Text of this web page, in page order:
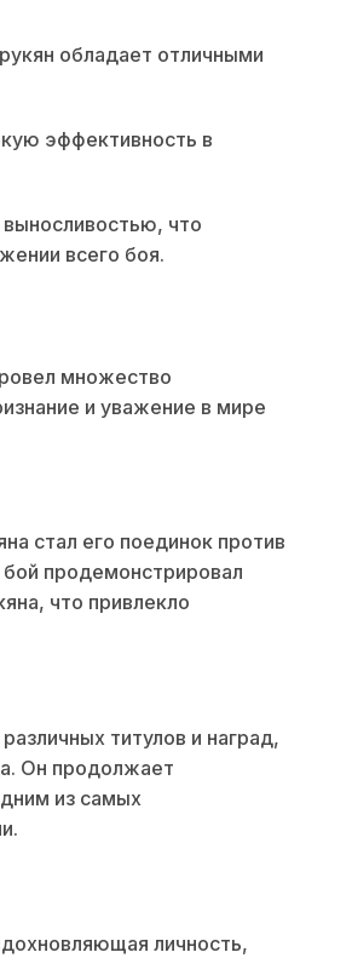
обладает отличными
эффективность в
что
всего боя.
множество
и уважение в мире
стал его поединок против
продемонстрировал
что привлекло
титулов и наград,
Он продолжает
из самых
личность,